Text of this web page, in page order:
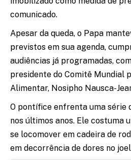
comunicado.
Apesar da queda, o Papa
previstos em sua agenda,
audiências já programadas,
presidente do Comitê Mundial
Alimentar, Nosipho Nausca-
O pontífice enfrenta uma série
nos últimos anos. Ele costuma
se locomover em cadeira de
em decorrência de dores no